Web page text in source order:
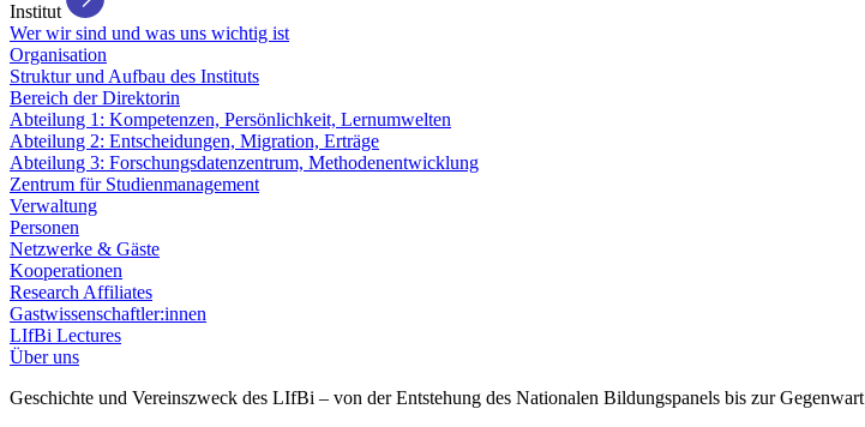
Institut
Wer wir sind und was uns wichtig ist
Organisation
Struktur und Aufbau des Instituts
Bereich der Direktorin
Abteilung 1: Kompetenzen, Persönlichkeit, Lernumwelten
Abteilung 2: Entscheidungen, Migration, Erträge
Abteilung 3: Forschungsdatenzentrum, Methodenentwicklung
Zentrum für Studienmanagement
Verwaltung
Personen
Netzwerke & Gäste
Kooperationen
Research Affiliates
Gastwissenschaftler:innen
LIfBi Lectures
Über uns
Geschichte und Vereinszweck des LIfBi – von der Entstehung des Nationalen Bildungspanels bis zur Gegenwart